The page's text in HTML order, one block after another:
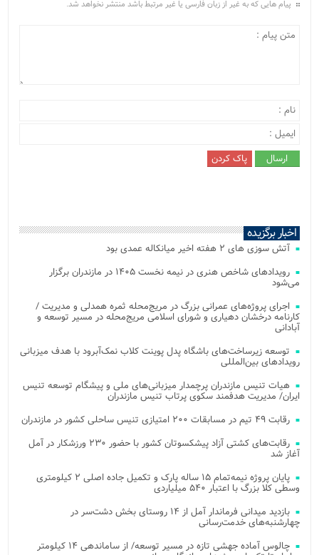
پیام هایی که به غیر از زبان فارسی یا غیر مرتبط باشد منتشر نخواهد شد.
اخبار برگزیده
آتش‌ سوزی‌ های ۲ هفته اخیر میانکاله عمدی بود
رویدادهای شاخص هنری در نیمه نخست ۱۴۰۵ در مازندران برگزار
می‌شود
اجرای پروژه‌های عمرانی بزرگ در مریج‌محله ثمره همدلی و مدیریت /
کارنامه درخشان دهیاری و شورای اسلامی مریج‌محله در مسیر توسعه و
آبادانی
توسعه زیرساخت‌های باشگاه پدل پوینت کلاب نمک‌آبرود با هدف میزبانی
رویدادهای بین‌المللی
هیات تنیس مازندران پرچمدار میزبانی‌های ملی و پیشگام توسعه تنیس
ایران/ مدیریت هدفمند سکوی پرتاب تنیس مازندران
رقابت ۴۹ تیم در مسابقات ۲۰۰ امتیازی تنیس ساحلی کشور در مازندران
رقابت‌های کشتی آزاد پیشکسوتان کشور با حضور ۲۳۰ ورزشکار در آمل
آغاز شد
پایان پروژه نیمه‌تمام ۱۵ ساله پارک و تکمیل جاده اصلی ۲ کیلومتری
وسطی کلا بزرگ با اعتبار ۵۴۰ میلیاردی
بازدید میدانی فرماندار آمل از ۱۴ روستای بخش دشت‌سر در
چهارشنبه‌های خدمت‌رسانی
چالوس آماده جهشی تازه در مسیر توسعه/ از ساماندهی ۱۴ کیلومتر